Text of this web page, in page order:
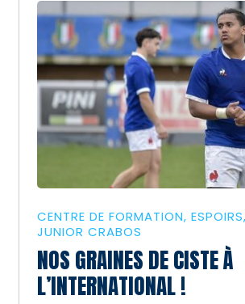
CENTRE DE FORMATION ESPOIRS
JUNIOR CRABOS
NOS GRAINES DE CISTE À
L’INTERNATIONAL !